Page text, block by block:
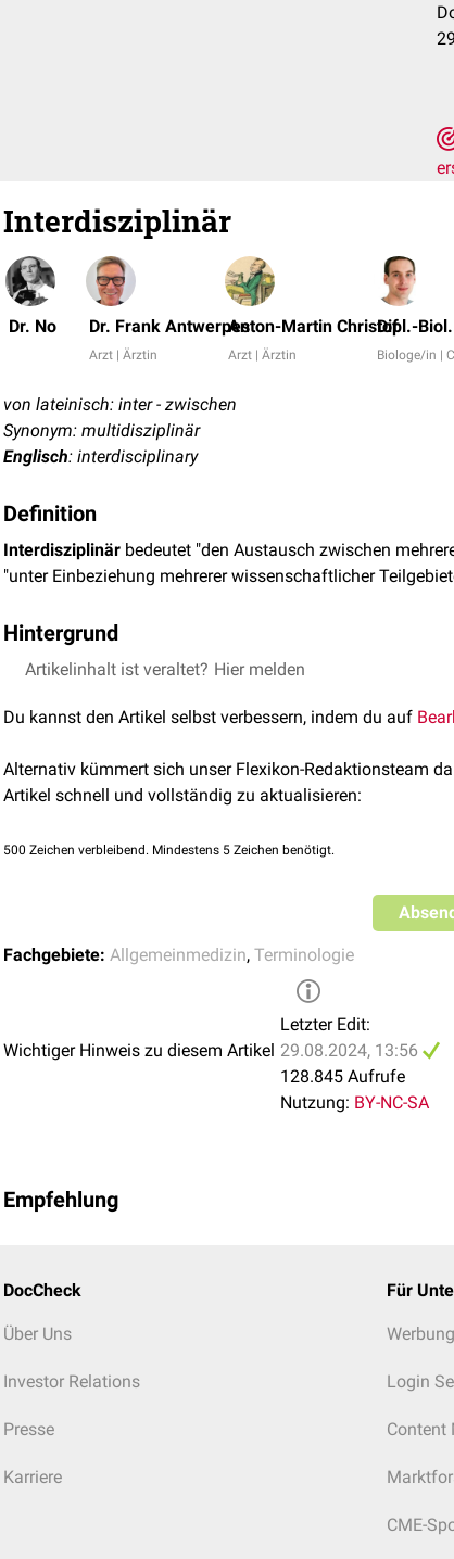
Interdisziplinär
Dr. No Dr. Frank Antwerpes
Arzt | Ärztin
Anton-Martin Christof
Arzt | Ärztin
Dipl.-
Biologe/in |
von lateinisch: inter - zwischen
Synonym: multidisziplinär
Englisch: interdisciplinary
Definition
Interdisziplinär bedeutet "den Austausch zwischen
"unter Einbeziehung mehrerer wissenschaftlicher
Hintergrund
Ein interdisziplinäres Vorgehen ist in der Medizin vor
Tumortherapie häufig eine Zusammenarbeit von Ärzten
Interdisziplinäres Vorgehen erstreckt sich jedoch nicht
sondern bezeichnet auch das Zusammenspiel zwischen
Artikelinhalt ist veraltet? Hier melden
Du kannst den Artikel selbst verbessern, indem du auf
Alternativ kümmert sich unser Flexikon-Redaktionsteam
Artikel schnell und vollständig zu aktualisieren:
500 Zeichen verbleibend. Mindestens 5 Zeichen benötigt.
Fachgebiete: Allgemeinmedizin, Terminologie
Wichtiger Hinweis zu diesem Artikel
Letzter Edit:
29.08.2024, 13:56
128.845 Aufrufe
Nutzung: BY-NC-SA
Empfehlung
DocCheck
Über Uns
Investor Relations
Presse
Karriere
Für
Werbung
Login
Content
CME-